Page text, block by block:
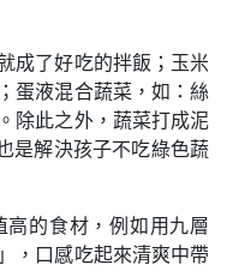
成了好吃的拌飯；玉米
蛋液混合蔬菜，如：絲
除此之外，蔬菜打成泥
是解決孩子不吃綠色蔬
的食材，例如用九層
，口感吃起來清爽中帶